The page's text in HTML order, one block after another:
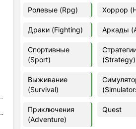
37,77 Гб
Forza Horizon 5
[Папка игры] (2021)
2021
V Rising
2024
Ролевые (Rpg) Хоррор
Драки (Fighting) Аркады
Спортивные
(Sport)
(Strategy)
Выживание
(Survival)
Приключения
(Adventure)
Quest